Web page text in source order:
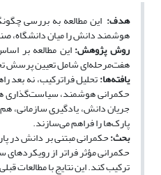
هدف: این مطالعه به بررسی
هوشمند دانش را میان دانشگاه،
روش پژوهش:این مطالعه بر
هفت‌مرحله‌ای شامل تعیین پرسش
یافته‌ها:تحلیل فراترکیب، نه بعد
حکمرانی هوشمند، سیاست‌گذاری
جریان دانش، یادگیری سازمانی،
پارک‌ها را فراهم می‌سازند.
بحث:حکمرانی مبتنی بر دانش در
حکمرانی مؤثر فراتر از
ترکیب کند. این نتایج با